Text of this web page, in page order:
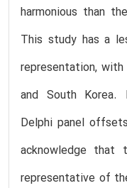
harmonious than
This study has a
representation,
and South Korea.
Delphi panel
acknowledge that
representative of